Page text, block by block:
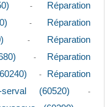
-
Réparation
-
Réparation
-
Réparation
-
Réparation
-
Réparation
(60520)
-